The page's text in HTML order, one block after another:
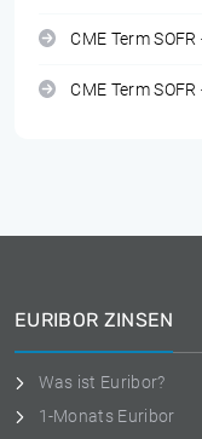
CME Term
CME Term
EURIBOR ZINSEN
Was ist Euribor?
1-Monats Euribor